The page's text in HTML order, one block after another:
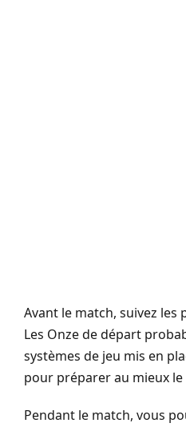
Avant le match, suivez les
Les Onze de départ
systèmes de jeu mis en
pour préparer au mieux le
Pendant le match, vous